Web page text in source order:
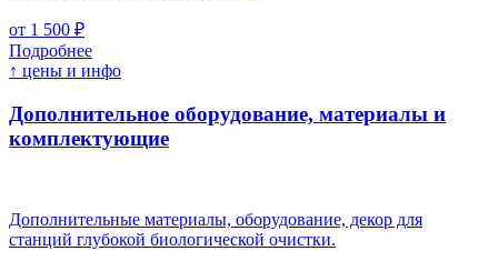
от 1 500 ₽
Подробнее
↑ цены и инфо
Дополнительное оборудование, материалы и
комплектующие
Дополнительные материалы, оборудование, декор для
станций глубокой биологической очистки.